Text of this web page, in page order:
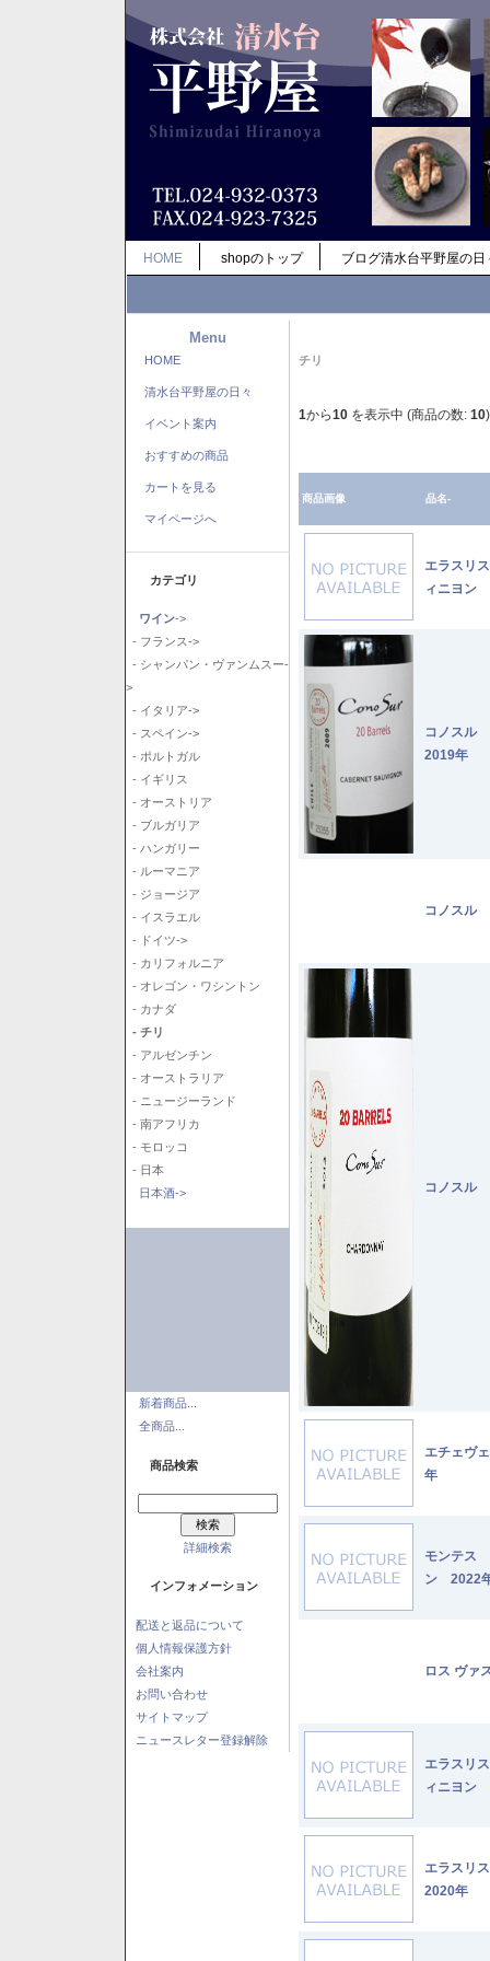
HOME shopのトップ ブログ清水台平野屋の日
Menu
HOME
清水台平野屋の日々
イベント案内
おすすめの商品
カートを見る
マイページへ
カテゴリ
ワイン->
- フランス->
- シャンパン・ヴァンムスー-
>
- イタリア->
- スペイン->
- ポルトガル
- イギリス
- オーストリア
- ブルガリア
- ハンガリー
- ルーマニア
- ジョージア
- イスラエル
- ドイツ->
- カリフォルニア
- オレゴン・ワシントン
- カナダ
- チリ
- アルゼンチン
- オーストラリア
- ニュージーランド
- 南アフリカ
- モロッコ
- 日本
日本酒->
新着商品...
全商品...
商品検索
詳細検索
インフォメーション
配送と返品について
個人情報保護方針
会社案内
お問い合わせ
サイトマップ
ニュースレター登録解除
チリ
1から10 を表示中 (商品の数: 10)
商品画像 品名-
エラスリ
ィニヨン
コノスル
2019年
コノスル
コノスル
エチェヴ
年
モンテス
ン 2022
ロス ヴァ
エラスリ
ィニヨン
エラスリ
2020年